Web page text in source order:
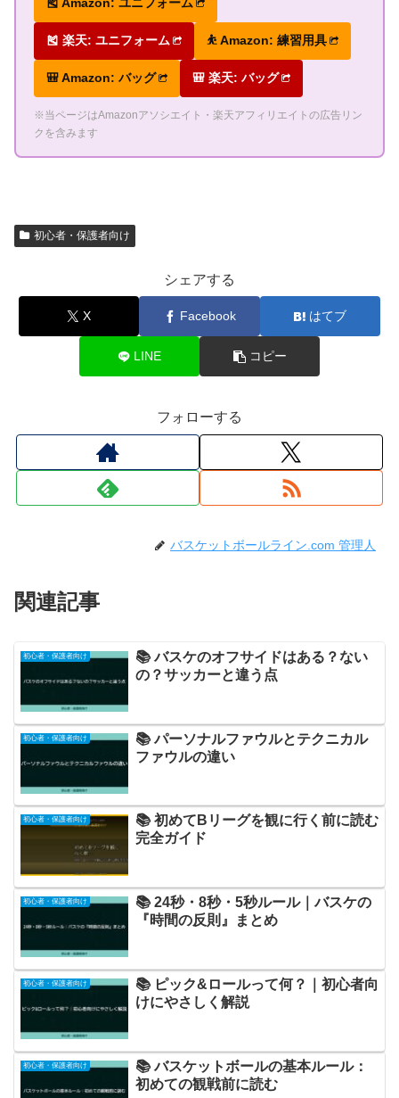
🎽 Amazon: ユニフォーム
🎽 楽天: ユニフォーム ⛹ Amazon: 練習用具
🎒 Amazon: バッグ 🎒 楽天: バッグ
※当ページはAmazonアソシエイト・楽天アフィリエイトの広告リン
クを含みます
初心者・保護者向け
シェアする
X Facebook はてブ
LINE コピー
フォローする
バスケットボールライン.com 管理人
関連記事
初心者・保護者向け
📚 バスケのオフサイドはある？ない
の？サッカーと違う点
初心者・保護者向け
📚 パーソナルファウルとテクニカル
ファウルの違い
初心者・保護者向け
📚 初めてBリーグを観に行く前に読む
完全ガイド
初心者・保護者向け
📚 24秒・8秒・5秒ルール｜バスケの
『時間の反則』まとめ
初心者・保護者向け
📚 ピック&ロールって何？｜初心者向
けにやさしく解説
初心者・保護者向け
📚 バスケットボールの基本ルール：
初めての観戦前に読む